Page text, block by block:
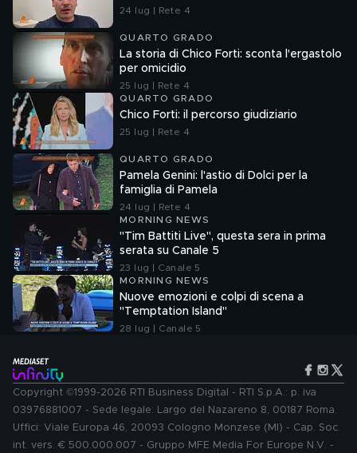
24 lug | Rete 4
QUARTO GRADO
La storia di Chico Forti: sconta l'ergastolo
per omicidio
25 lug | Rete 4
QUARTO GRADO
Chico Forti: il percorso giudiziario
25 lug | Rete 4
QUARTO GRADO
Pamela Genini: l'astio di Dolci per la
famiglia di Pamela
24 lug | Rete 4
MORNING NEWS
"Tim Battiti Live", questa sera in prima
serata su Canale 5
23 lug | Canale 5
MORNING NEWS
Nuove emozioni e colpi di scena a
"Temptation Island"
28 lug | Canale 5
Copyright ©1999-2026 RTI Business Digital - RTI S.p.A.: p. iva
03976881007 - Sede legale: Largo del Nazareno 8, 00187 Roma.
Uffici: Viale Europa 46, 20093 Cologno Monzese (MI) - Cap. Soc.
int. vers. € 500.000.007 - Gruppo MFE Media For Europe N.V. -